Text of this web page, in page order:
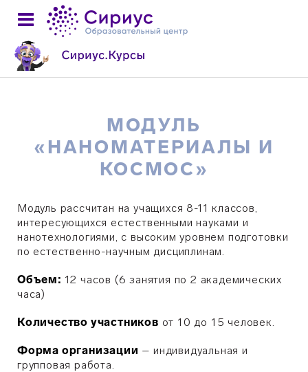
МОДУЛЬ
«НАНОМАТЕРИАЛЫ И
КОСМОС»
Модуль рассчитан на учащихся 8-11 классов,
интересующихся естественными науками и
нанотехнологиями, с высоким уровнем подготовки
по естественно-научным дисциплинам.
Объем: 12 часов (6 занятия по 2 академических
часа)
Количество участников от 10 до 15 человек.
Форма организации – индивидуальная и
групповая работа.